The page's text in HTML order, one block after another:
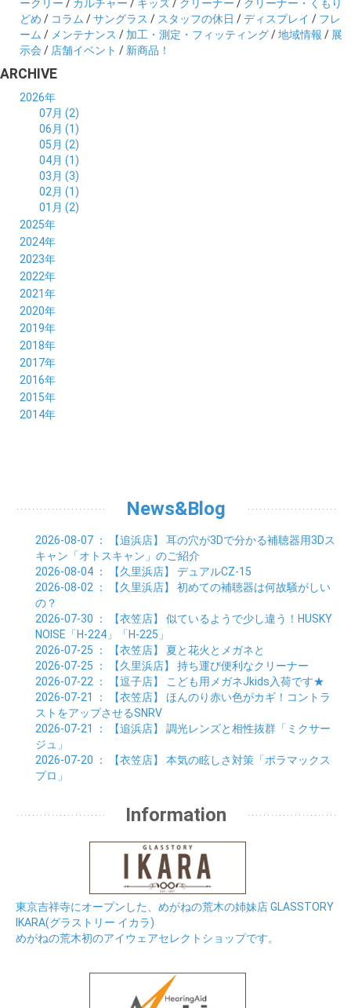
ークリー / カルチャー / キッズ / クリーナー / クリーナー・くもり
どめ / コラム /サングラス / スタッフの休日 /ディスプレイ / フレ
ーム / メンテナンス / 加工・測定・フィッティング/地域情報 / 展
示会 / 店舗イベント / 新商品！
ARCHIVE
2026年
07月 (2)
06月 (1)
05月 (2)
04月 (1)
03月 (3)
02月 (1)
01月 (2)
2025年
12月 (2)
11月 (2)
10月 (3)
09月 (3)
08月 (4)
07月 (4)
06月 (4)
05月 (4)
04月 (1)
03月 (3)
02月 (4)
01月 (4)
2024年
12月 (6)
11月 (5)
10月 (4)
09月 (6)
08月 (5)
07月 (5)
06月 (4)
05月 (3)
04月 (7)
03月 (5)
02月 (7)
2023年
12月 (5)
11月 (4)
10月 (5)
09月 (6)
08月 (7)
07月 (7)
06月 (7)
05月 (8)
04月 (8)
03月 (9)
2022年
12月 (9)
11月 (5)
10月 (8)
09月 (7)
08月 (5)
07月 (9)
06月 (10)
05月 (9)
04月 (7)
2021年
12月 (5)
11月 (5)
10月 (5)
09月 (5)
08月 (11)
07月 (4)
06月 (7)
05月 (8)
2020年
12月 (7)
11月 (6)
10月 (8)
09月 (10)
08月 (10)
07月 (7)
06月 (7)
2019年
12月 (8)
11月 (9)
10月 (9)
09月 (7)
08月 (8)
07月 (7)
2018年
12月 (8)
11月 (8)
10月 (7)
09月 (10)
08月 (8)
01月 (7)
2017年
12月 (7)
11月 (8)
10月 (7)
02月 (6)
01月 (9)
2016年
12月 (9)
11月 (5)
03月 (7)
02月 (6)
01月 (9)
2015年
12月 (9)
06月 (5)
2014年
News&Blog
2026-08-07 ： 【追浜店】 耳の穴が3Dで分かる補聴器用3Dス
キャン「オトスキャン」のご紹介
2026-08-04 ： 【久里浜店】 デュアルCZ-15
2026-08-02 ： 【久里浜店】 初めての補聴器は何故騒がしい
の？
2026-07-30 ： 【衣笠店】 似ているようで少し違う！HUSKY
NOISE「H-224」「H-225」
2026-07-25 ： 【衣笠店】 夏と花火とメガネと
2026-07-25 ： 【久里浜店】 持ち運び便利なクリーナー
2026-07-22 ： 【逗子店】
こども用メガネJkids入荷です★
2026-07-21
： 【衣笠店】 ほんのり赤い色がカギ！コントラ
ストをアップさせるSNRV
2026-07-21
： 【追浜店】 調光レンズと相性抜群「ミクサー
ジュ」
2026-07-20 ： 【衣笠店】 本気の眩しさ対策「ポラマックス
プロ」
Information
東京吉祥寺にオープンした、めがねの荒木の姉妹店 GLASSTORY
IKARA(グラストリー イカラ)
めがねの荒木初のアイウェアセレクトショップです。